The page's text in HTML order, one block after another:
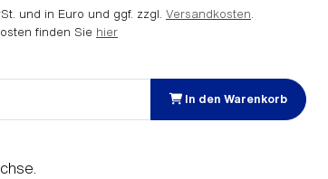
und in Euro und ggf. zzgl. Versandkosten
finden Sie hier
In den Warenkorb